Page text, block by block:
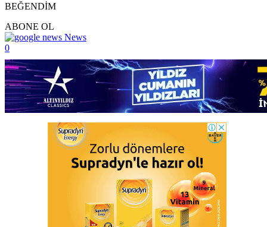
BEĞENDİM
ABONE OL
News
0